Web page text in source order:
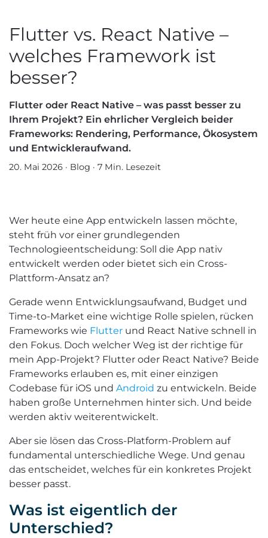
Flutter vs. React Native –
welches Framework ist
besser?
Flutter oder React Native – was passt besser zu
Ihrem Projekt? Ein ehrlicher Vergleich beider
Frameworks: Rendering, Performance, Ökosystem
und Entwickleraufwand.
20. Mai 2026 · Blog · 7 Min. Lesezeit
Wer heute eine App entwickeln lassen möchte,
steht früh vor einer grundlegenden
Technologieentscheidung: Soll die App nativ
entwickelt werden oder bietet sich ein Cross-
Plattform-Ansatz an?
Gerade wenn Entwicklungsaufwand, Budget und
Time-to-Market eine wichtige Rolle spielen, rücken
Frameworks wie Flutter und React Native schnell in
den Fokus. Doch welcher Weg ist der richtige für
mein App-Projekt? Flutter oder React Native? Beide
Frameworks erlauben es, mit einer einzigen
Codebase für iOS und Android zu entwickeln. Beide
haben große Unternehmen hinter sich. Und beide
werden aktiv weiterentwickelt.
Aber sie lösen das Cross-Platform-Problem auf
fundamental unterschiedliche Wege. Und genau
das entscheidet, welches für ein konkretes Projekt
besser passt.
Was ist eigentlich der
Unterschied?